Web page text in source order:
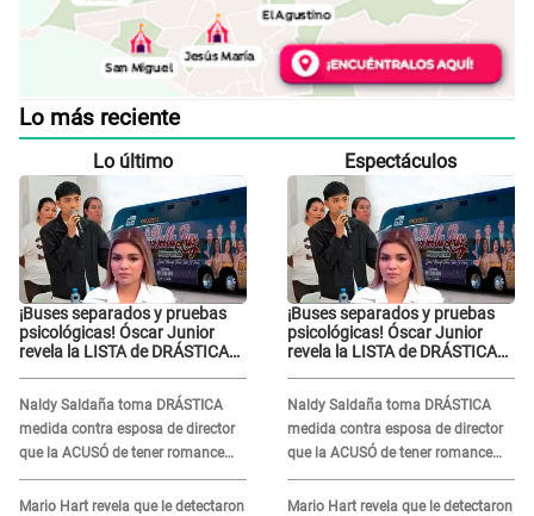
Lo más reciente
Lo último
¡Buses separados y pruebas
psicológicas! Óscar Junior
revela la LISTA de DRÁSTICAS
Naldy Saldaña
Naldy Saldaña toma DRÁSTICA
medida contra esposa de director
que la ACUSÓ de tener romance
con él: "Muy triste..."
Mario Hart revela que le detectaron
Espectáculos
¡Buses separados y pruebas
psicológicas! Óscar Junior
revela la LISTA de DRÁSTICAS
Naldy Saldaña
Naldy Saldaña toma DRÁSTICA
medida contra esposa de director
que la ACUSÓ de tener romance
con él: "Muy triste..."
Mario Hart revela que le detectaron